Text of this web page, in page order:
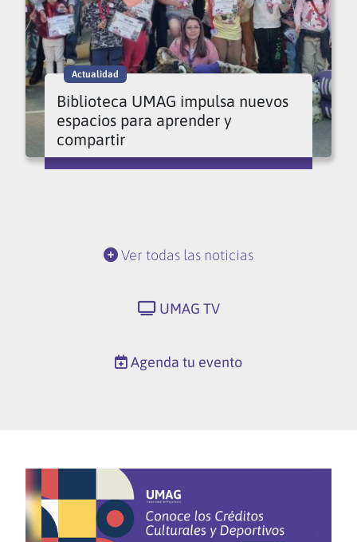
Actualidad
Biblioteca UMAG impulsa nuevos
espacios para aprender y
compartir
Ver todas las noticias
UMAG TV
Agenda tu evento